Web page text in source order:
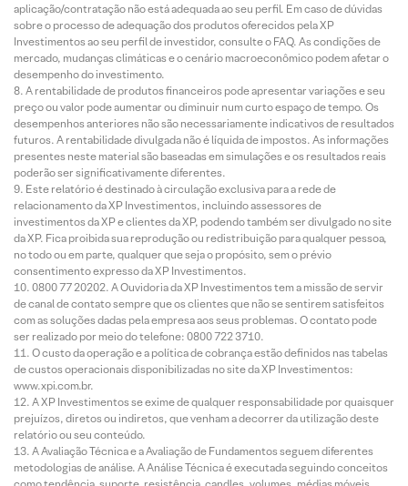
aplicação/contratação não está adequada ao seu perfil. Em caso de dúvidas
sobre o processo de adequação dos produtos oferecidos pela XP
Investimentos ao seu perfil de investidor, consulte o FAQ. As condições de
mercado, mudanças climáticas e o cenário macroeconômico podem afetar o
desempenho do investimento.
A rentabilidade de produtos financeiros pode apresentar variações e seu
preço ou valor pode aumentar ou diminuir num curto espaço de tempo. Os
desempenhos anteriores não são necessariamente indicativos de resultados
futuros. A rentabilidade divulgada não é líquida de impostos. As informações
presentes neste material são baseadas em simulações e os resultados reais
poderão ser significativamente diferentes.
Este relatório é destinado à circulação exclusiva para a rede de
relacionamento da XP Investimentos, incluindo assessores de
investimentos da XP e clientes da XP, podendo também ser divulgado no site
da XP. Fica proibida sua reprodução ou redistribuição para qualquer pessoa,
no todo ou em parte, qualquer que seja o propósito, sem o prévio
consentimento expresso da XP Investimentos.
0800 77 20202. A Ouvidoria da XP Investimentos tem a missão de servir
de canal de contato sempre que os clientes que não se sentirem satisfeitos
com as soluções dadas pela empresa aos seus problemas. O contato pode
ser realizado por meio do telefone: 0800 722 3710.
O custo da operação e a política de cobrança estão definidos nas tabelas
de custos operacionais disponibilizadas no site da XP Investimentos:
www.xpi.com.br.
A XP Investimentos se exime de qualquer responsabilidade por quaisquer
prejuízos, diretos ou indiretos, que venham a decorrer da utilização deste
relatório ou seu conteúdo.
A Avaliação Técnica e a Avaliação de Fundamentos seguem diferentes
metodologias de análise. A Análise Técnica é executada seguindo conceitos